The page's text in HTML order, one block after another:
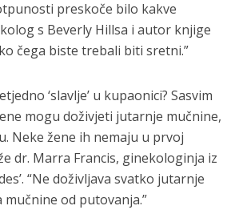
preskoče bilo kakve
s Beverly Hillsa i autor knjige
čega biste trebali biti sretni.”
‘slavlje’ u kupaonici? Sasvim
mogu doživjeti jutarnje mučnine,
Neke žene ih nemaju u prvoj
dr. Marra Francis, ginekologinja iz
“Ne doživljava svatko jutarnje
od putovanja.”